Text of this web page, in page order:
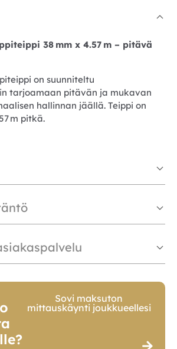
38 mm x 4.57 m – pitävä
on suunniteltu
tarjoamaan pitävän ja mukavan
hallinnan jäällä. Teippi on
m pitkä.
Sovi maksuton
mittauskäynti joukkueellesi